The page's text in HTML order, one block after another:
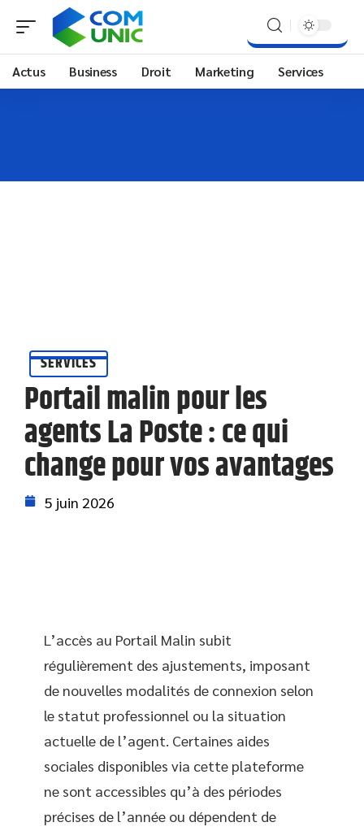
Actus Business Droit Marketing Services
SERVICES
Portail malin pour les
agents La Poste : ce qui
change pour vos avantages
5 juin 2026
L’accès au Portail Malin subit
régulièrement des ajustements, imposant
de nouvelles modalités de connexion selon
le statut professionnel ou la situation
actuelle de l’agent. Certaines aides
sociales disponibles via cette plateforme
ne sont accessibles qu’à des périodes
précises de l’année ou dépendent de